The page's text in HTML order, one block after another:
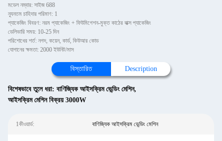
মডেল নম্বার: সাইজ 688
ন্যূনতম চাহিদার পরিমাণ: 1
প্যাকেজিং বিবরণ: নরম প্যাকেজিং + ফিউমিগেশন-মুক্ত কাঠের বাক্স প্যাকেজিং
ডেলিভারি সময়: 10-25 দিন
পরিশোধের শর্ত: নগদ, কয়েন, কার্ড, কিউআর কোড
যোগানের ক্ষমতা: 2000 ইউনিট/মাস
বিস্তারিত Description
বিশেষভাবে তুলে ধরা: বাণিজ্যিক আইসক্রিম ভেন্ডিং মেশিন,
আইসক্রিম মেশিন বিক্রয় 3000W
1কীওয়ার্ড: বাণিজ্যিক আইসক্রিম ভেন্ডিং মেশিন